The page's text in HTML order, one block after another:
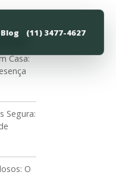
Blog (11) 3477-4627
Casa:
Segura:
O